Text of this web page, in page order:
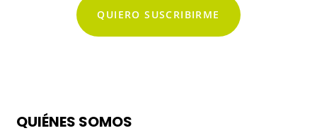
QUIERO SUSCRIBIRME
QUIÉNES SOMOS